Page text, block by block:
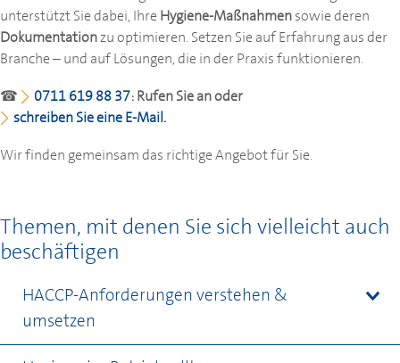
unterstützt Sie dabei, IhreHygiene-Maßnahmensowie deren
Dokumentationzu optimieren. Setzen Sie auf Erfahrung aus der
Branche – und auf Lösungen, die in der Praxis funktionieren.
☎
0711 619 88 37: Rufen Sie an oder
schreiben Sie eine E-Mail.
Wir finden gemeinsam das richtige Angebot für Sie.
Themen, mit denen Sie sich vielleicht auch
beschäftigen
HACCP-Anforderungen verstehen &
umsetzen